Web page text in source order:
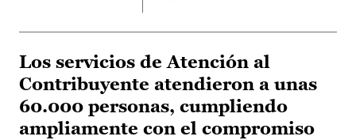
Los servicios de Atención al
Contribuyente atendieron a unas
60.000 personas, cumpliendo
ampliamente con el compromiso